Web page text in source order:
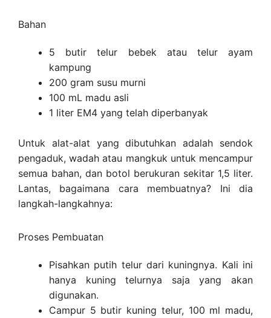
Bahan
5 butir telur bebek atau telur ayam
kampung
200 gram susu murni
100 mL madu asli
1 liter EM4 yang telah diperbanyak
Untuk alat-alat yang dibutuhkan adalah sendok
pengaduk, wadah atau mangkuk untuk mencampur
semua bahan, dan botol berukuran sekitar 1,5 liter.
Lantas, bagaimana cara membuatnya? Ini dia
langkah-langkahnya:
Proses Pembuatan
Pisahkan putih telur dari kuningnya. Kali ini
hanya kuning telurnya saja yang akan
digunakan.
Campur 5 butir kuning telur, 100 ml madu,